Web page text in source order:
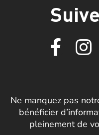
Ne manquez pas
bénéficier
pleinement de